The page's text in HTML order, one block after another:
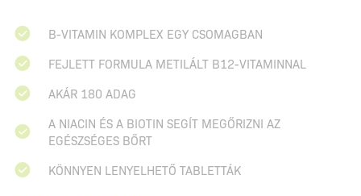
B-VITAMIN KOMPLEX EGY CSOMAGBAN
FEJLETT FORMULA METILÁLT B12-VITAMINNAL
AKÁR 180 ADAG
A NIACIN ÉS A BIOTIN SEGÍT MEGŐRIZNI AZ
EGÉSZSÉGES BŐRT
KÖNNYEN LENYELHETŐ TABLETTÁK